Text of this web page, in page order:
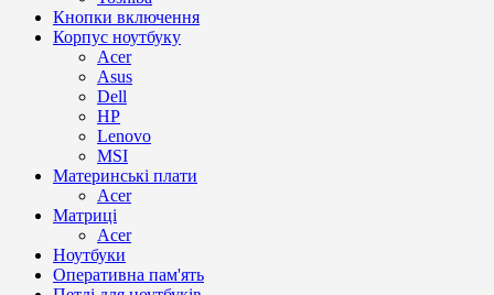
Кнопки включення
Корпус ноутбуку
Acer
Asus
Dell
HP
Lenovo
MSI
Материнські плати
Acer
Матриці
Acer
Ноутбуки
Оперативна пам'ять